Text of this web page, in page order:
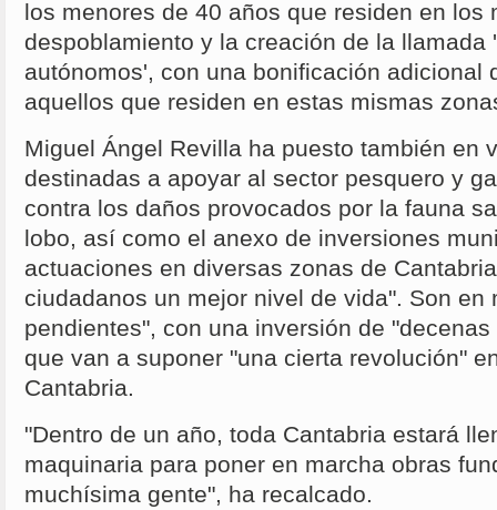
los menores de 40 años que residen en los
despoblamiento y la creación de la llamada
autónomos', con una bonificación adicional
aquellos que residen en estas mismas
Miguel Ángel Revilla ha puesto también en
destinadas a apoyar al sector pesquero y
contra los daños provocados por la fauna
lobo, así como el anexo de inversiones
actuaciones en diversas zonas de
ciudadanos un mejor nivel de vida". Son en
pendientes", con una inversión de
que van a suponer "una cierta revolución"
Cantabria.
"Dentro de un año, toda Cantabria estará
maquinaria para poner en marcha obras
muchísima gente", ha recalcado.